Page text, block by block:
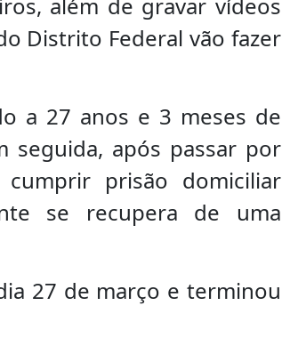
Distrito Federal vão fazer
a 27 anos e 3 meses de
seguida, após passar por
prisão domiciliar
se recupera de uma
27 de março e terminou